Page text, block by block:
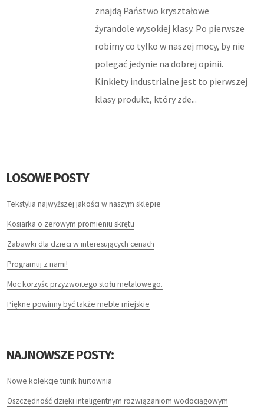
ADWOKACI, PORADY PRAWNE
ŚLUB I WESELE
SPRZĄTANIE, PORZĄDKOWANIE
SERWIS
PODRÓŻE
WYPOCZYNEK
DIETETYKA, ODCHUDZANIE
LECZENIE
SALONY KOSMETYCZNE
znajdą Państwo kryształowe
żyrandole wysokiej klasy. Po pierwsze
robimy co tylko w naszej mocy, by nie
polegać jedynie na dobrej opinii.
Kinkiety industrialne jest to pierwszej
klasy produkt, który zde...
LOSOWE POSTY
Tekstylia najwyższej jakości w naszym sklepie
Kosiarka o zerowym promieniu skrętu
Zabawki dla dzieci w interesujących cenach
Programuj z nami!
Moc korzyśc przyzwoitego stołu metalowego.
Piękne powinny być także meble miejskie
NAJNOWSZE POSTY:
Nowe kolekcje tunik hurtownia
Oszczędność dzięki inteligentnym rozwiązaniom wodociągowym